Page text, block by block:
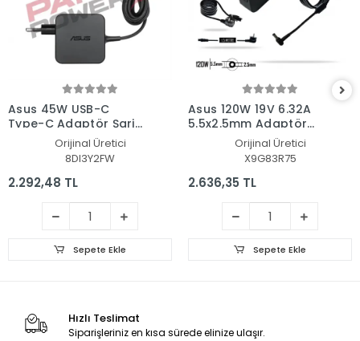
Asus 45W USB-C
Type-C Adaptör Şarj
Aleti-CihazıOrijinal Üretici
8DI3Y2FW
2.292,48 TL
Sepete Ekle
Asus 120W 19V 6.32A
5.5x2.5mm Adaptör
Şarj Aleti-Cihazı
Orijinal Üretici
X9G83R75
2.636,35 TL
Sepete Ekle
Hızlı Teslimat
Siparişleriniz en kısa sürede elinize ulaşır.